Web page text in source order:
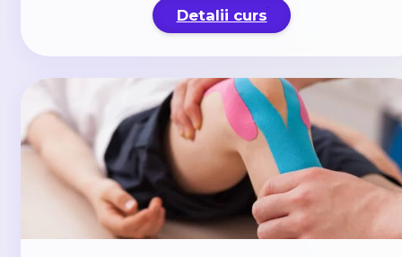
Detalii curs